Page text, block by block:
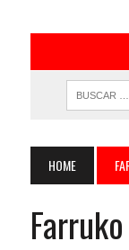
HOME
Farruko